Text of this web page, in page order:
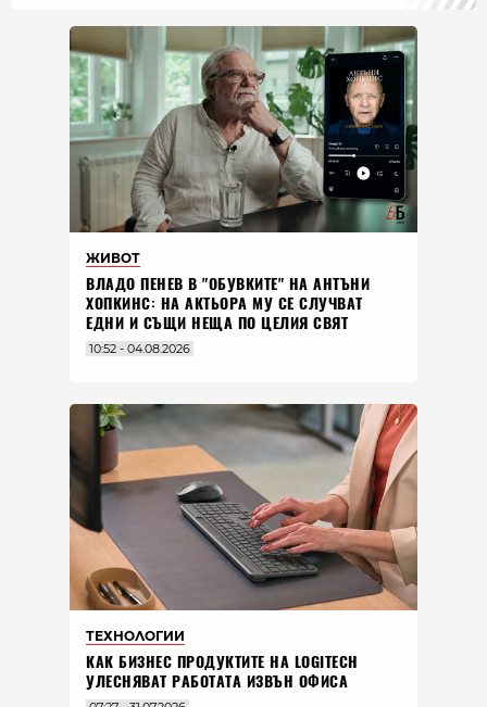
ЖИВОТ
ВЛАДO ПЕНЕВ В "ОБУВКИТЕ" НА АНТЪНИ
ХОПКИНС: НА АКТЬОРА МУ СЕ СЛУЧВАТ
ЕДНИ И СЪЩИ НЕЩА ПО ЦЕЛИЯ СВЯТ
10:52 - 04.08.2026
ТЕХНОЛОГИИ
КАК БИЗНЕС ПРОДУКТИТЕ НА LOGITECH
УЛЕСНЯВАТ РАБОТАТА ИЗВЪН ОФИСА